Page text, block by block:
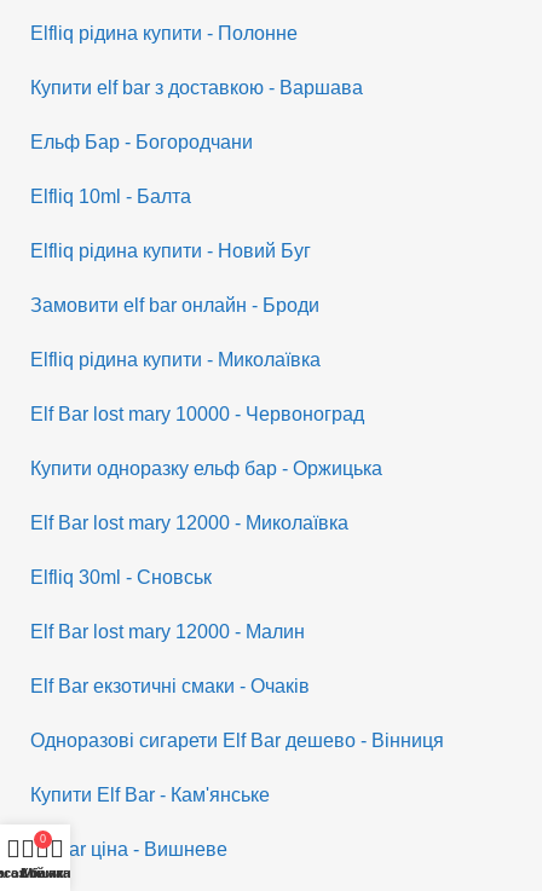
Elfliq рідина купити - Полонне
Купити elf bar з доставкою - Варшава
Ельф Бар - Богородчани
Elfliq 10ml - Балта
Elfliq рідина купити - Новий Буг
Замовити elf bar онлайн - Броди
Elfliq рідина купити - Миколаївка
Elf Bar lost mary 10000 - Червоноград
Купити одноразку ельф бар - Оржицька
Elf Bar lost mary 12000 - Миколаївка
Elfliq 30ml - Сновськ
Elf Bar lost mary 12000 - Малин
Elf Bar екзотичні смаки - Очаків
Одноразові сигарети Elf Bar дешево - Вінниця
Купити Elf Bar - Кам'янське
Elf bar ціна - Вишневе
бажань
0
Кошик
Мій акаунт